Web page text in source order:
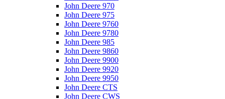
John Deere 970
John Deere 975
John Deere 9760
John Deere 9780
John Deere 985
John Deere 9860
John Deere 9900
John Deere 9920
John Deere 9950
John Deere CTS
John Deere CWS